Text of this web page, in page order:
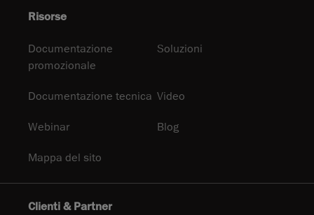
Risorse
Documentazione
promozionale
Soluzioni
Documentazione tecnica Video
Webinar Blog
Mappa del sito
Clienti & Partner